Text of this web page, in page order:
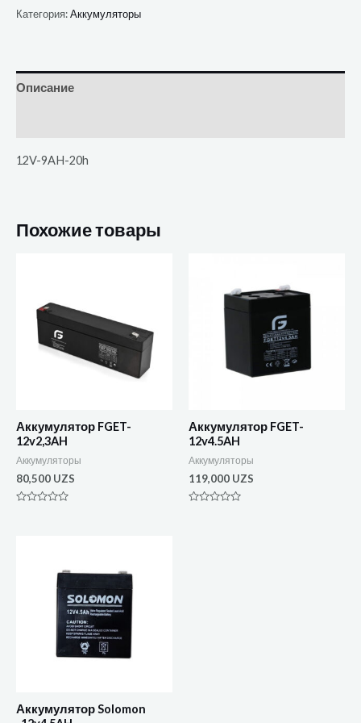
Категория:Аккумуляторы
Описание
12V-9AH-20h
Похожие товары
Аккумулятор FGET-
12v2,3AH
Аккумуляторы
80,500 UZS
Аккумулятор FGET-
12v4.5AH
Аккумуляторы
119,000 UZS
Аккумулятор Solomon